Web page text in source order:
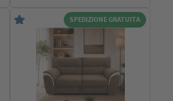
SPEDIZIONE GRATUITA